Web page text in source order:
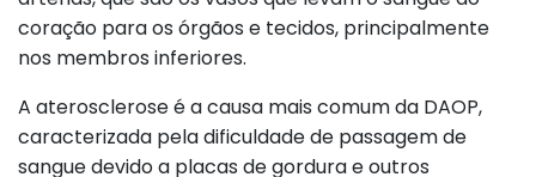
coração para os órgãos e tecidos, principalmente
nos membros inferiores.
A aterosclerose é a causa mais comum da DAOP,
caracterizada pela dificuldade de passagem de
sangue devido a placas de gordura e outros